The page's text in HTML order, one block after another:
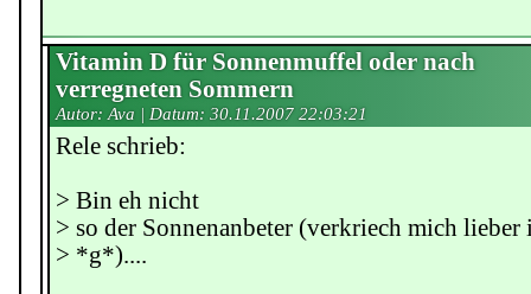
Vitamin D für Sonnenmuffel oder nach
verregneten Sommern
Autor: Ava | Datum: 30.11.2007 22:03:21
Rele schrieb:
> Bin eh nicht
> so der Sonnenanbeter (verkriech mich lieber
> *g*)....